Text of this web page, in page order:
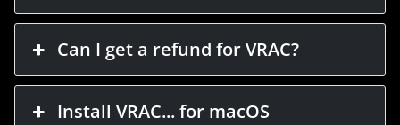
Can I get a refund for VRAC?
Install VRAC... for macOS